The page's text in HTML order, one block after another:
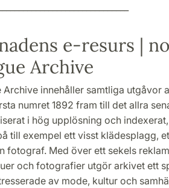
e-resurs |
Archive
Archive innehåller samtliga utgåvor
numret 1892 fram till det allra
i hög upplösning och
till exempel ett visst klädesplagg,
fotograf. Med över ett sekels
och fotografier utgör arkivet ett
av mode, kultur och